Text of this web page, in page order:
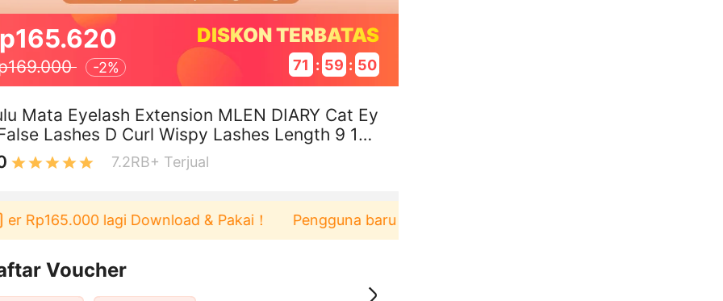
-2%
DISKON TERBATAS
71 : 59 : 49
Mata Eyelash Extension MLEN DIARY Cat Ey
Lashes D Curl Wispy Lashes Length 9 14
Comfortable Fake Eyelashes
7.2RB+ Terjual
lagi Download & Pakai！ Pengguna baru berbelanja di aplikasi Akulaku bisa dapat voucher
Voucher